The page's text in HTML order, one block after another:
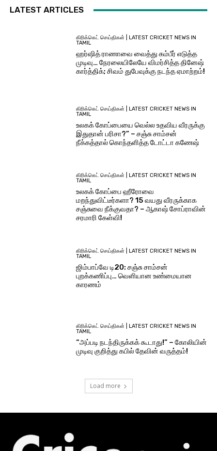
LATEST ARTICLES
கிரிக்கெட் செய்திகள் | LATEST CRICKET NEWS IN
TAMIL
ஹர்ஷித் ராணாவை வைத்து கம்பீர் எடுத்த
முடிவு… நேரலையிலேயே விமர்சித்த தினேஷ்
கார்த்திக்; சிவம் துபேவுக்கு நடந்த ஏமாற்றம்!
கிரிக்கெட் செய்திகள் | LATEST CRICKET NEWS IN
TAMIL
உலகக் கோப்பையை வெல்ல உதவிய வீரருக்கு
இதுதான் பரிசா?” – சஞ்சு சாம்சன்
நீக்கத்தால் கொந்தளித்த டோட்டா கணேஷ்
கிரிக்கெட் செய்திகள் | LATEST CRICKET NEWS IN
TAMIL
உலகக் கோப்பை ஹீரோவை
மறந்துவிட்டீர்களா? 15 வயது வீரருக்காக
சஞ்சுவை நீக்குவதா? – ஆகாஷ் சோப்ராவின்
சரமாரி கேள்வி!
கிரிக்கெட் செய்திகள் | LATEST CRICKET NEWS IN
TAMIL
ஜிம்பாப்வே டி20: சஞ்சு சாம்சன்
புறக்கணிப்பு… வெளியான உண்மையான
காரணம்
கிரிக்கெட் செய்திகள் | LATEST CRICKET NEWS IN
TAMIL
“அப்படி நடந்திருக்கக் கூடாது!” – கோலியின்
முடிவு குறித்து கபில் தேவின் வருத்தம்!
Load more